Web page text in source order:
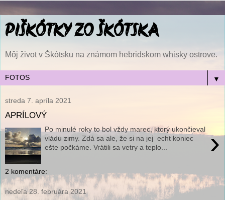
PIŠKÓTKY ZO ŠKÓTSKA
Môj život v Škótsku na známom hebridskom whisky ostrove.
▼
streda 7. apríla 2021
APRÍLOVÝ
›
Po minulé roky to bol vždy marec, ktorý ukončieval
vládu zimy. Zdá sa ale, že si na jej echt koniec
ešte počkáme. Vrátili sa vetry a teplo...
2 komentáre:
nedeľa 28. februára 2021